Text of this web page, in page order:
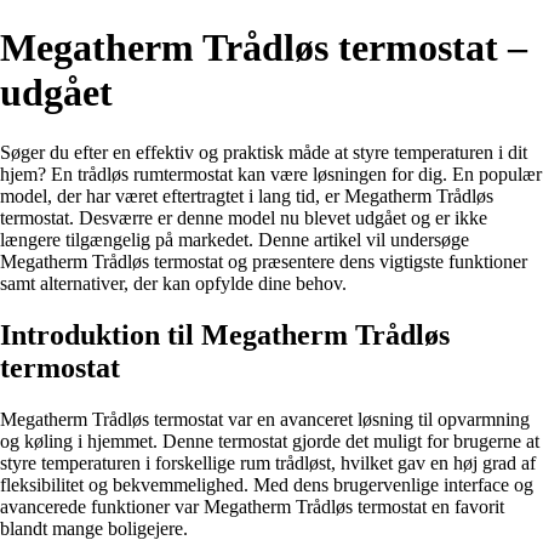
Megatherm Trådløs termostat –
udgået
Søger du efter en effektiv og praktisk måde at styre temperaturen i dit
hjem? En trådløs rumtermostat kan være løsningen for dig. En populær
model, der har været eftertragtet i lang tid, er Megatherm Trådløs
termostat. Desværre er denne model nu blevet udgået og er ikke
længere tilgængelig på markedet. Denne artikel vil undersøge
Megatherm Trådløs termostat og præsentere dens vigtigste funktioner
samt alternativer, der kan opfylde dine behov.
Introduktion til Megatherm Trådløs
termostat
Megatherm Trådløs termostat var en avanceret løsning til opvarmning
og køling i hjemmet. Denne termostat gjorde det muligt for brugerne at
styre temperaturen i forskellige rum trådløst, hvilket gav en høj grad af
fleksibilitet og bekvemmelighed. Med dens brugervenlige interface og
avancerede funktioner var Megatherm Trådløs termostat en favorit
blandt mange boligejere.